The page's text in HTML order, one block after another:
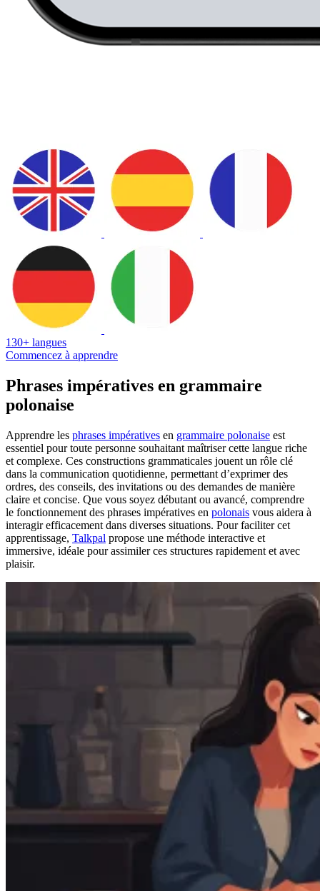
130+ langues
Commencez à apprendre
Phrases impératives en grammaire
polonaise
Apprendre les phrases impératives en grammaire polonaise est
essentiel pour toute personne souhaitant maîtriser cette langue riche
et complexe. Ces constructions grammaticales jouent un rôle clé
dans la communication quotidienne, permettant d’exprimer des
ordres, des conseils, des invitations ou des demandes de manière
claire et concise. Que vous soyez débutant ou avancé, comprendre
le fonctionnement des phrases impératives en polonais vous aidera à
interagir efficacement dans diverses situations. Pour faciliter cet
apprentissage, Talkpal propose une méthode interactive et
immersive, idéale pour assimiler ces structures rapidement et avec
plaisir.